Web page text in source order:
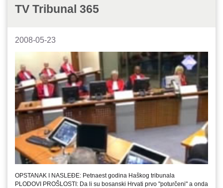
TV Tribunal 365
2008-05-23
OPSTANAK I NASLEĐE: Petnaest godina Haškog tribunala
PLODOVI PROŠLOSTI: Da li su bosanski Hrvati prvo "poturčeni" a onda